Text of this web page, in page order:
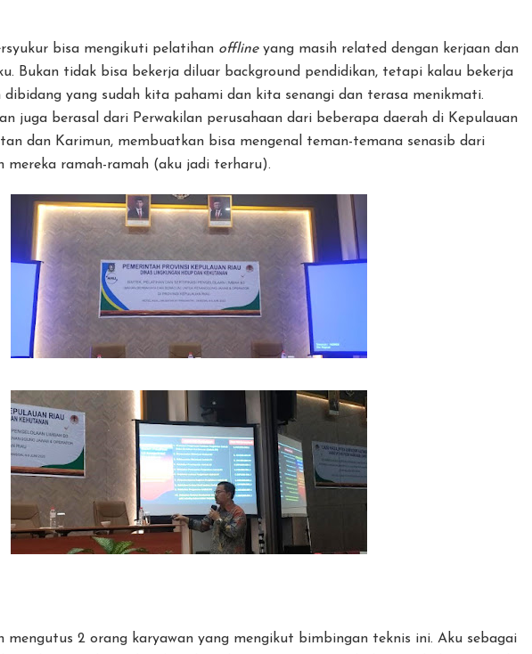
bisa mengikuti pelatihan offlineyang masih related dengan kerjaan dan
Bukan tidak bisa bekerja diluar background pendidikan, tetapi kalau bekerja
yang sudah kita pahami dan kita senangi dan terasa menikmati.
juga berasal dari Perwakilan perusahaan dari beberapa daerah di Kepulauan
dan Karimun, membuatkan bisa mengenal teman-temana senasib dari
mereka ramah-ramah (aku jadi terharu).
mengutus 2 orang karyawan yang mengikut bimbingan teknis ini. Aku sebagai